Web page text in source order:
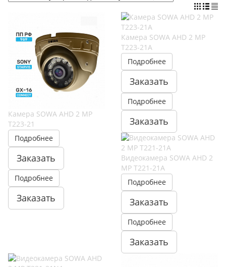
Камера SOWA AHD 2 MP
T223-21
Подробнее
Заказать
Подробнее
Заказать
Камера SOWA AHD 2 MP
T223-21A
Подробнее
Заказать
Подробнее
Заказать
Видеокамера SOWA AHD 2
MP T221-21A
Подробнее
Заказать
Подробнее
Заказать